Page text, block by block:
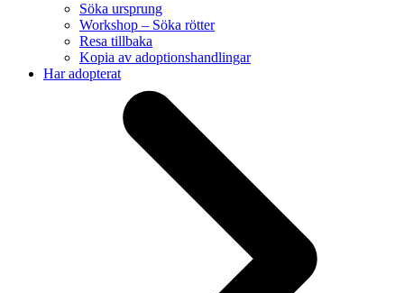
Söka ursprung
Workshop – Söka rötter
Resa tillbaka
Kopia av adoptionshandlingar
Har adopterat